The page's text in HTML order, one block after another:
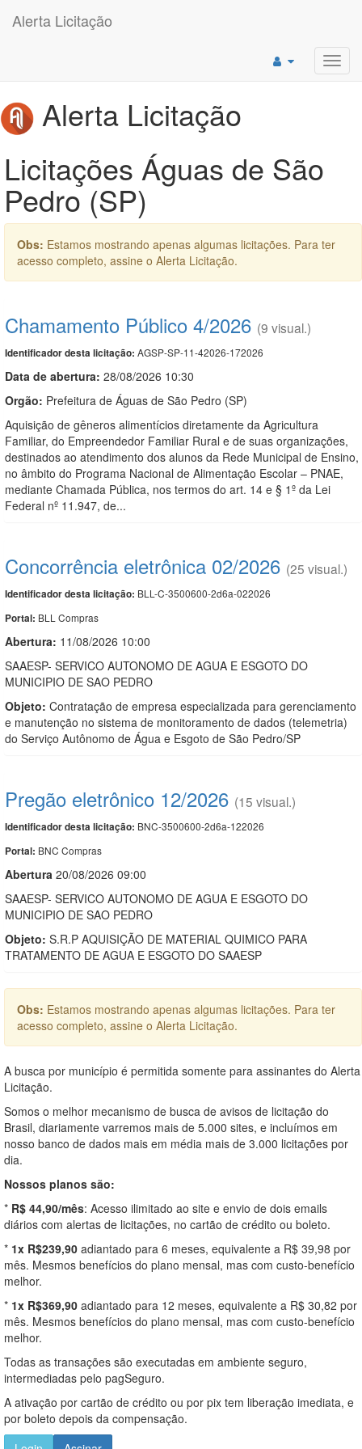
Alerta Licitação
Alerta Licitação
Licitações Águas de São
Pedro (SP)
Obs: Estamos mostrando apenas algumas licitações. Para ter
acesso completo, assine o Alerta Licitação.
Chamamento Público 4/2026 (9 visual.)
Identificador desta licitação: AGSP-SP-11-42026-172026
Data de abertura: 28/08/2026 10:30
Orgão: Prefeitura de Águas de São Pedro (SP)
Aquisição de gêneros alimentícios diretamente da Agricultura
Familiar, do Empreendedor Familiar Rural e de suas organizações,
destinados ao atendimento dos alunos da Rede Municipal de Ensino,
no âmbito do Programa Nacional de Alimentação Escolar – PNAE,
mediante Chamada Pública, nos termos do art. 14 e § 1º da Lei
Federal nº 11.947, de...
Concorrência eletrônica 02/2026 (25 visual.)
Identificador desta licitação: BLL-C-3500600-2d6a-022026
Portal: BLL Compras
Abertura: 11/08/2026 10:00
SAAESP- SERVICO AUTONOMO DE AGUA E ESGOTO DO
MUNICIPIO DE SAO PEDRO
Objeto: Contratação de empresa especializada para gerenciamento
e manutenção no sistema de monitoramento de dados (telemetria)
do Serviço Autônomo de Água e Esgoto de São Pedro/SP
Pregão eletrônico 12/2026 (15 visual.)
Identificador desta licitação: BNC-3500600-2d6a-122026
Portal: BNC Compras
Abertura 20/08/2026 09:00
SAAESP- SERVICO AUTONOMO DE AGUA E ESGOTO DO
MUNICIPIO DE SAO PEDRO
Objeto: S.R.P AQUISIÇÃO DE MATERIAL QUIMICO PARA
TRATAMENTO DE AGUA E ESGOTO DO SAAESP
Obs: Estamos mostrando apenas algumas licitações. Para ter
acesso completo, assine o Alerta Licitação.
A busca por município é permitida somente para assinantes do Alerta
Licitação.
Somos o melhor mecanismo de busca de avisos de licitação do
Brasil, diariamente varremos mais de 5.000 sites, e incluímos em
nosso banco de dados mais em média mais de 3.000 licitações por
dia.
Nossos planos são:
* R$ 44,90/mês: Acesso ilimitado ao site e envio de dois emails
diários com alertas de licitações, no cartão de crédito ou boleto.
* 1x R$239,90 adiantado para 6 meses, equivalente a R$ 39,98 por
mês. Mesmos benefícios do plano mensal, mas com custo-benefício
melhor.
* 1x R$369,90 adiantado para 12 meses, equivalente a R$ 30,82 por
mês. Mesmos benefícios do plano mensal, mas com custo-benefício
melhor.
Todas as transações são executadas em ambiente seguro,
intermediadas pelo pagSeguro.
A ativação por cartão de crédito ou por pix tem liberação imediata, e
por boleto depois da compensação.